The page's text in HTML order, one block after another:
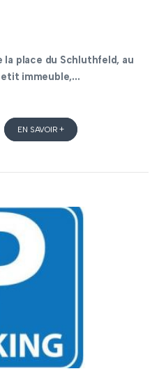
place du Schluthfeld, au
immeuble,...
EN SAVOIR +